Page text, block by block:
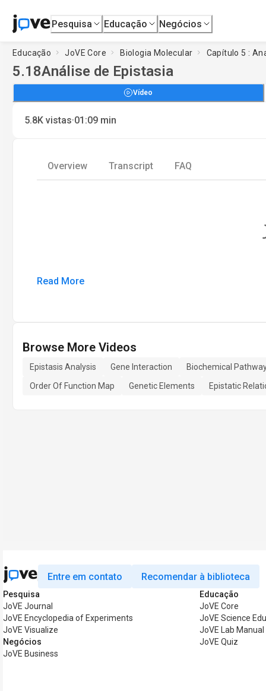
Pesquisa Educação Negócios
Educação JoVE Core Biologia Molecular Capítulo 5 :
5.18Análise de Epistasia
Vídeo
5.8K vistas·01:09 min
Overview Transcript FAQ
Read More
Browse More Videos
Epistasis Analysis Gene Interaction
Biochemical
Order Of Function Map
Genetic Elements Epistatic
Entre em contato Recomendar à biblioteca
Pesquisa
JoVE Journal
JoVE Encyclopedia of Experiments
JoVE Visualize
Negócios
JoVE Business
Educação
JoVE Core
JoVE Science
JoVE Lab Manual
JoVE Quiz